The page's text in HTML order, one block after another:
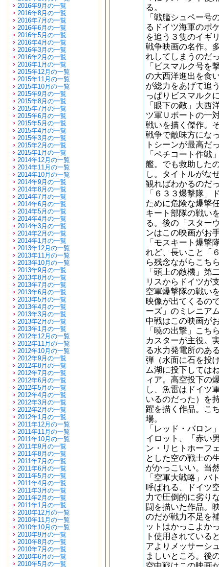
2016年9月の一覧
2016年8月の一覧
2016年7月の一覧
2016年6月の一覧
2016年5月の一覧
2016年4月の一覧
2016年3月の一覧
2016年2月の一覧
2016年1月の一覧
2015年12月の一覧
2015年11月の一覧
2015年10月の一覧
2015年9月の一覧
2015年8月の一覧
2015年7月の一覧
2015年6月の一覧
2015年5月の一覧
2015年4月の一覧
2015年3月の一覧
2015年2月の一覧
2015年1月の一覧
2014年12月の一覧
2014年11月の一覧
2014年10月の一覧
2014年9月の一覧
2014年8月の一覧
2014年7月の一覧
2014年6月の一覧
2014年5月の一覧
2014年4月の一覧
2014年3月の一覧
2014年2月の一覧
2014年1月の一覧
2013年12月の一覧
2013年11月の一覧
2013年10月の一覧
2013年9月の一覧
2013年8月の一覧
2013年7月の一覧
2013年6月の一覧
2013年5月の一覧
2013年4月の一覧
2013年3月の一覧
2013年2月の一覧
2013年1月の一覧
2012年12月の一覧
2012年11月の一覧
2012年10月の一覧
2012年9月の一覧
2012年8月の一覧
2012年7月の一覧
2012年6月の一覧
2012年5月の一覧
2012年4月の一覧
2012年3月の一覧
2012年2月の一覧
2012年1月の一覧
2011年12月の一覧
2011年11月の一覧
2011年10月の一覧
2011年9月の一覧
2011年8月の一覧
2011年7月の一覧
2011年6月の一覧
2011年5月の一覧
2011年4月の一覧
2011年3月の一覧
2011年2月の一覧
2011年1月の一覧
2010年12月の一覧
2010年11月の一覧
2010年10月の一覧
2010年9月の一覧
2010年8月の一覧
2010年7月の一覧
2010年6月の一覧
2010年5月の一覧
る。
「戦艦シュペー号
るドイツ海軍のポ
を追う３隻のイギ
戦争映画の名作。
れしてしまうのだ
「ビスマルク号を
の大西洋進出を食
が総力をあげて追
っぱりビスマルク
「眼下の敵」大西
ツ軍Ｕボートの一
戦いを描く傑作。
戦争で敵味方にな
トシーンが最高だ
「ペチコート作戦
艦。でも救助した
し。タイトルがな
観ればわかるのだ
「６３３爆撃隊」
ために危険な爆撃
キート部隊の戦い
る。後の「スター
ンはこの映画がお
「モスキート爆撃
れど、長いこと「
ら残念ながらこち
「頭上の敵機」第
リスからドイツが
空軍爆撃隊の戦い
映像が出てくるの
ーズ」のミレニア
中戦はこの映画が
「暁の出撃」こち
カスターが主役。
る水力発電所のあ
弾（水面に石を投
ム湖に投下しては
ィア。高空投下の
し、魚雷はドイツ
いるのだった）を
躍を描く作品。こ
場。
「レッド・バロン
イロット、「赤い
ン・リヒトホーフ
とした空の戦士の
がかっこいい。当
「空軍大戦略」バ
呼ばれる、ドイツ
力で圧倒的に劣り
闘を描いた作品。
のだが戦力不足を
ットはかっこよか
ト使用されている
アよりメッサーシ
ましいところ。後